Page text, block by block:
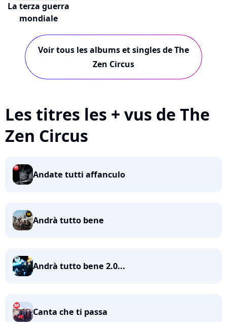
La terza guerra
mondiale
Voir tous les albums et singles de The
Zen Circus
Les titres les + vus de The
Zen Circus
Andate tutti affanculo
Andrà tutto bene
Andrà tutto bene 2.0...
Canta che ti passa